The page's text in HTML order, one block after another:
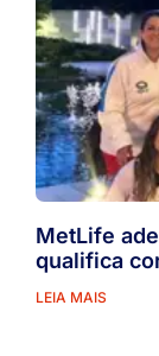
MetLife
qualifica
LEIA MAIS